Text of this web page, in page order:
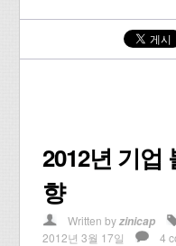
2012년 기업
향
Written byzinicap
2012년 3월 17일
4